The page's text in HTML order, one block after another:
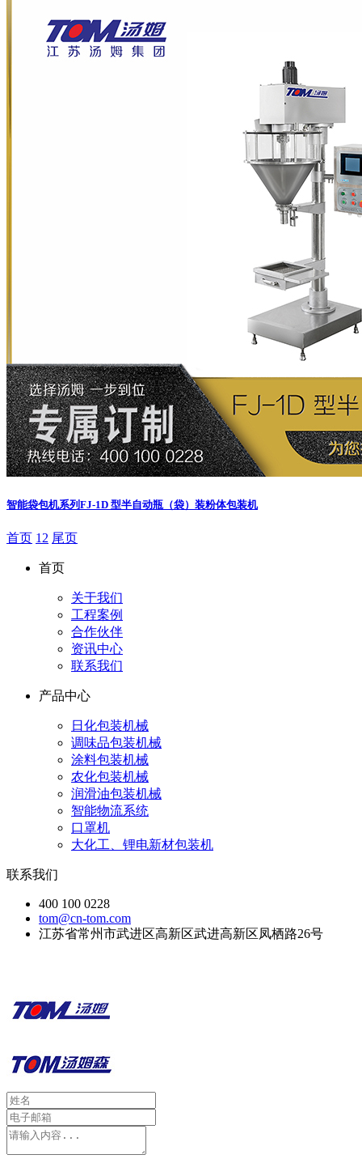
智能袋包机系列 FJ-1D 型半自动瓶（袋）装粉体包装机
首页 12 尾页
首页
关于我们
工程案例
合作伙伴
资讯中心
联系我们
产品中心
日化包装机械
调味品包装机械
涂料包装机械
农化包装机械
润滑油包装机械
智能物流系统
口罩机
大化工、锂电新材包装机
联系我们
400 100 0228
tom@cn-tom.com
江苏省常州市武进区高新区武进高新区凤栖路26号